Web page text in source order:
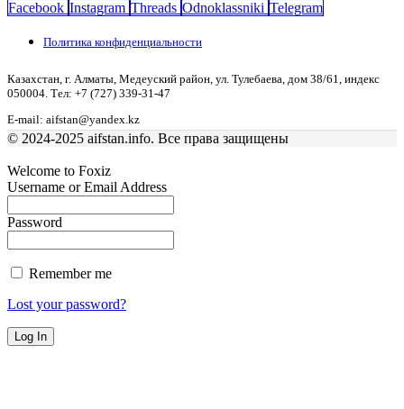
Facebook Instagram Threads Odnoklassniki Telegram
Политика конфиденциальности
Казахстан, г. Алматы, Медеуский район, ул. Тулебаева, дом 38/61, индекс
050004. Тел: +7 (727) 339-31-47
E-mail: aifstan@yandex.kz
© 2024-2025 aifstan.info. Все права защищены
Welcome to Foxiz
Username or Email Address
Password
Remember me
Lost your password?